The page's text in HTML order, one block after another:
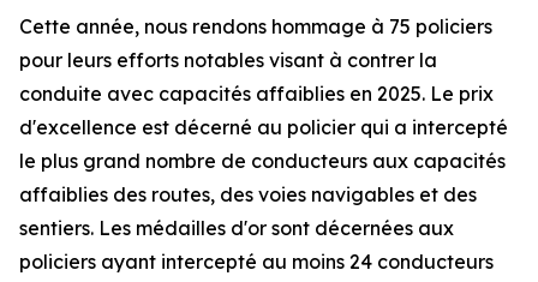
Cette année, nous rendons hommage à 75 policiers
pour leurs efforts notables visant à contrer la
conduite avec capacités affaiblies en 2025. Le prix
d'excellence est décerné au policier qui a intercepté
le plus grand nombre de conducteurs aux capacités
affaiblies des routes, des voies navigables et des
sentiers. Les médailles d'or sont décernées aux
policiers ayant intercepté au moins 24 conducteurs